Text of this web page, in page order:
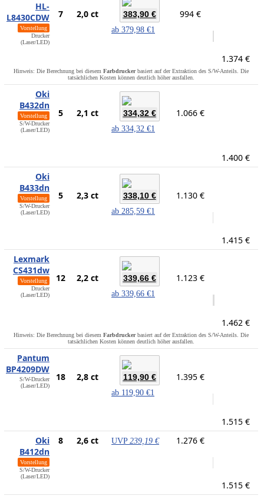
HL-
L8430CDW
Vorstellung
Drucker
(Laser/LED)
7 2,0 ct 383,90 €
ab 379,98 €1
994 €
1.374 €
Hinweis: Die Berechnung bei diesem Farbdruckerbasiert auf der Extraktion des S/W-Anteils. Die
tatsächlichen Kosten können deutlich höher ausfallen.
Oki
B432dn
Vorstellung
S/W-Drucker
(Laser/LED)
5 2,1 ct 334,32 €
ab 334,32 €1
1.066 €
1.400 €
Oki
B433dn
Vorstellung
S/W-Drucker
(Laser/LED)
5 2,3 ct 338,10 €
ab 285,59 €1
1.130 €
1.415 €
Lexmark
CS431dw
Vorstellung
Drucker
(Laser/LED)
12 2,2 ct 339,66 €
ab 339,66 €1
1.123 €
1.462 €
Hinweis: Die Berechnung bei diesem Farbdruckerbasiert auf der Extraktion des S/W-Anteils. Die
tatsächlichen Kosten können deutlich höher ausfallen.
Pantum
BP4209DW
S/W-Drucker
(Laser/LED)
18 2,8 ct 119,90 €
ab 119,90 €1
1.395 €
1.515 €
Oki
B412dn
Vorstellung
S/W-Drucker
(Laser/LED)
8 2,6 ct UVP 239,19 € 1.276 €
1.515 €